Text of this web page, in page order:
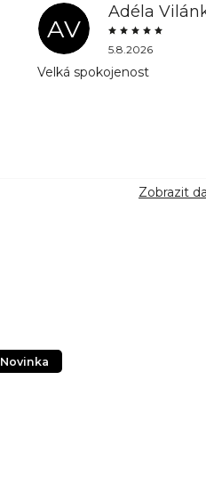
AV
Adéla
5.8.2026
Velká spokojenost
Zobrazit
Novinka